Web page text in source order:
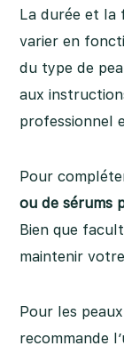
La durée et la
varier en
du type de
aux
professionnel
Pour
ou de sérums
Bien que
maintenir
Pour les
recommande